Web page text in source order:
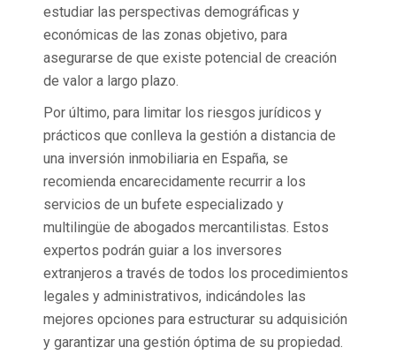
estudiar las perspectivas demográficas y
económicas de las zonas objetivo, para
asegurarse de que existe potencial de creación
de valor a largo plazo.
Por último, para limitar los riesgos jurídicos y
prácticos que conlleva la gestión a distancia de
una inversión inmobiliaria en España, se
recomienda encarecidamente recurrir a los
servicios de un bufete especializado y
multilingüe de abogados mercantilistas. Estos
expertos podrán guiar a los inversores
extranjeros a través de todos los procedimientos
legales y administrativos, indicándoles las
mejores opciones para estructurar su adquisición
y garantizar una gestión óptima de su propiedad.